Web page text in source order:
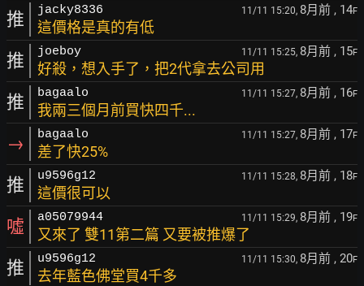
推 jacky8336 11/11 15:20, 8月前 , 14F
這價格是真的有低
推 joeboy 11/11 15:25, 8月前 , 15F
好殺，想入手了，把2代拿去公司用
推 bagaalo 11/11 15:27, 8月前 , 16F
我兩三個月前買快四千...
→ bagaalo 11/11 15:27, 8月前 , 17F
差了快25%
推 u9596g12 11/11 15:28, 8月前 , 18F
這價很可以
噓 a05079944 11/11 15:29, 8月前 , 19F
又來了 雙11第二篇 又要被推爆了
推 u9596g12 11/11 15:30, 8月前 , 20F
去年藍色佛堂買4千多